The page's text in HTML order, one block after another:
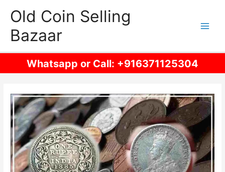
content
Old Coin Selling
Bazaar
Whatsapp or Call: +916371125304